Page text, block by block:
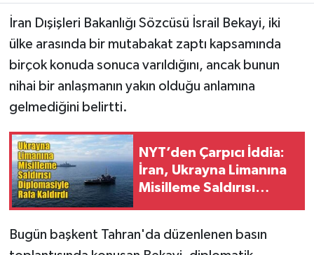
İran Dışişleri Bakanlığı Sözcüsü İsrail Bekayi, iki
ülke arasında bir mutabakat zaptı kapsamında
birçok konuda sonuca varıldığını, ancak bunun
nihai bir anlaşmanın yakın olduğu anlamına
gelmediğini belirtti.
NYT’den Çarpıcı İddia:
İran, Ukrayna Limanına
Misilleme Saldırısı
Bugün başkent Tahran'da düzenlenen basın